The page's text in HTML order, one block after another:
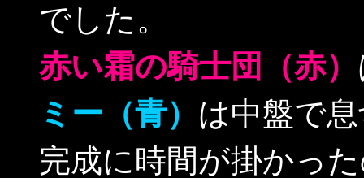
でした。
赤い霜の騎士団（赤）
ミー（青） は中盤で
完成に時間が掛かっ